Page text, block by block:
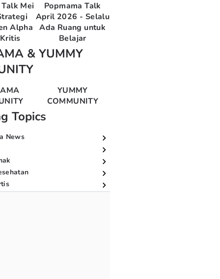
Mei
Alpha
Popmama Talk
April 2026 - Selalu
Ada Ruang untuk
Belajar
& YUMMY
YUMMY
COMMUNITY
Topics
News